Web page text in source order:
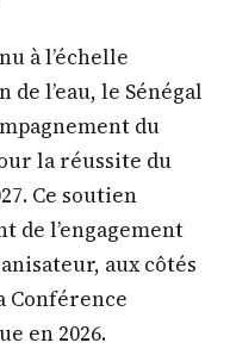
à l’échelle
l’eau, le Sénégal
du
la réussite du
Ce soutien
de l’engagement
aux côtés
Conférence
en 2026.